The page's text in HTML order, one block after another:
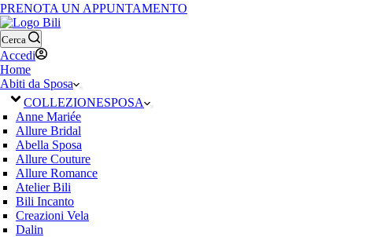
PRENOTA UN APPUNTAMENTO
Cerca
Accedi
Home
Abiti da Sposa
COLLEZIONESPOSA
Anne Mariée
Allure Bridal
Abella Sposa
Allure Couture
Allure Romance
Atelier Bili
Bili Incanto
Creazioni Vela
Dalin